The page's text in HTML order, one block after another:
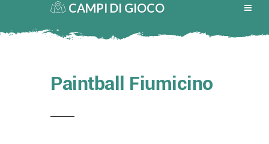
CAMPI DI GIOCO
Paintball Fiumicino